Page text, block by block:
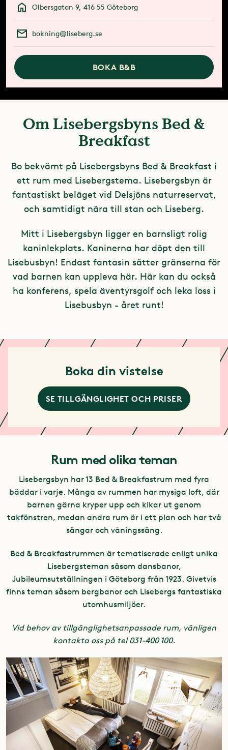
Olbersgatan 9, 416 55 Göteborg
bokning@liseberg.se
BOKA B&B
Om Lisebergsbyns Bed &
Breakfast
Bo bekvämt på Lisebergsbyns Bed & Breakfast i
ett rum med Lisebergstema. Lisebergsbyn är
fantastiskt beläget vid Delsjöns naturreservat,
och samtidigt nära till stan och Liseberg.
Mitt i Lisebergsbyn ligger en barnsligt rolig
kaninlekplats. Kaninerna har döpt den till
Lisebusbyn! Endast fantasin sätter gränserna för
vad barnen kan uppleva här. Här kan du också
ha konferens, spela äventyrsgolf och leka loss i
Lisebusbyn - året runt!
Boka din vistelse
SE TILLGÄNGLIGHET OCH PRISER
Rum med olika teman
Lisebergsbyn har 13 Bed & Breakfastrum med fyra
bäddar i varje. Många av rummen har mysiga loft, där
barnen gärna kryper upp och kikar ut genom
takfönstren, medan andra rum är i ett plan och har två
sängar och våningssäng.
Bed & Breakfastrummen är tematiserade enligt unika
Lisebergsteman såsom dansbanor,
Jubileumsutställningen i Göteborg från 1923. Givetvis
finns teman såsom bergbanor och Lisebergs fantastiska
utomhusmiljöer.
Vid behov av tillgänglighetsanpassade rum, vänligen
kontakta oss på tel 031-400 100.